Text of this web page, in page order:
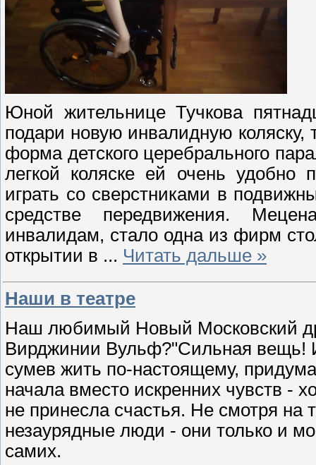
Юной жительнице Тучкова
подари новую инвалидную коляску,
форма детского церебрального
легкой коляске ей очень
играть со сверстниками в
средстве передвижения.
инвалидам, стало одна из фирм
открытии в ... Читать дальше »
Наши в театре
Наш любимый Новый Московский
Вирджинии Вульф?"Сильная вещь!
сумев жить по-настоящему,
начала вместо искренних чувств -
не принесла счастья. Не смотря на
незаурядные люди - они только и
самих.